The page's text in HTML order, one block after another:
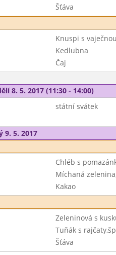
Šťáva
Knuspi s
Kedlubna
Čaj
8. 5. 2017 (11:30 - 14:00)
státní svátek
9. 5. 2017
Chléb s
Míchaná
Kakao
Zeleninová s
Tuňák s
Šťáva